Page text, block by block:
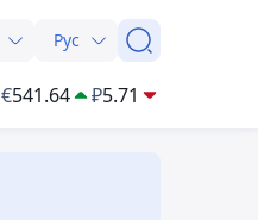
Рус
€541.64 ₽5.71